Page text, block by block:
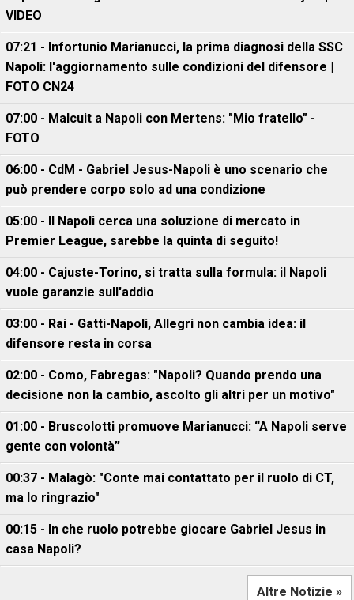
VIDEO
07:21 - Infortunio Marianucci, la prima diagnosi della SSC
Napoli: l'aggiornamento sulle condizioni del difensore |
FOTO CN24
07:00 - Malcuit a Napoli con Mertens: "Mio fratello" -
FOTO
06:00 - CdM - Gabriel Jesus-Napoli è uno scenario che
può prendere corpo solo ad una condizione
05:00 - Il Napoli cerca una soluzione di mercato in
Premier League, sarebbe la quinta di seguito!
04:00 - Cajuste-Torino, si tratta sulla formula: il Napoli
vuole garanzie sull'addio
03:00 - Rai - Gatti-Napoli, Allegri non cambia idea: il
difensore resta in corsa
02:00 - Como, Fabregas: "Napoli? Quando prendo una
decisione non la cambio, ascolto gli altri per un motivo"
01:00 - Bruscolotti promuove Marianucci: “A Napoli serve
gente con volontà”
00:37 - Malagò: "Conte mai contattato per il ruolo di CT,
ma lo ringrazio"
00:15 - In che ruolo potrebbe giocare Gabriel Jesus in
casa Napoli?
Altre Notizie »